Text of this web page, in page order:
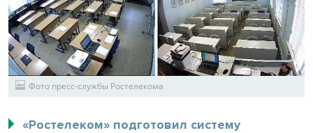
Фото пресс-службы Ростелекома
«Ростелеком» подготовил систему